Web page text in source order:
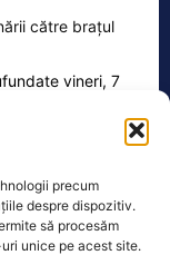
precum
despre dispozitiv.
să procesăm
unice pe acest site.
către brațul
vineri, 7
mai